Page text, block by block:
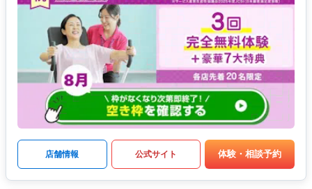
店舗情報 公式サイト 体験・相談予約